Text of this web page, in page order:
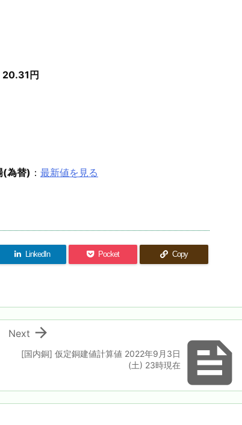
20.31円
(為替) ： 最新値を見る
LinkedIn Pocket Copy

[国内銅] 仮定銅建値計算値 2022年9月3日
(土) 23時現在

Next